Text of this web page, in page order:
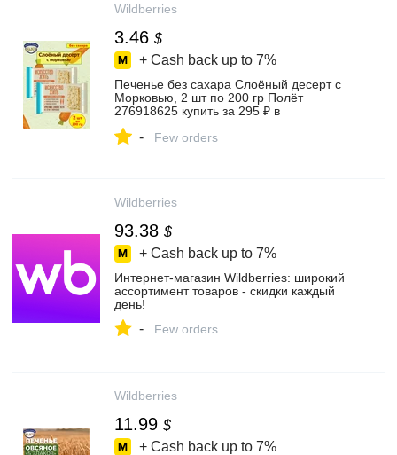
Wildberries
3.46 $
+ Cash back up to 7%
Печенье без сахара Слоёный десерт с
Морковью, 2 шт по 200 гр Полёт
276918625 купить за 295 ₽ в
- Few orders
Wildberries
93.38 $
+ Cash back up to 7%
Интернет‑магазин Wildberries: широкий
ассортимент товаров - скидки каждый
день!
- Few orders
Wildberries
11.99 $
+ Cash back up to 7%